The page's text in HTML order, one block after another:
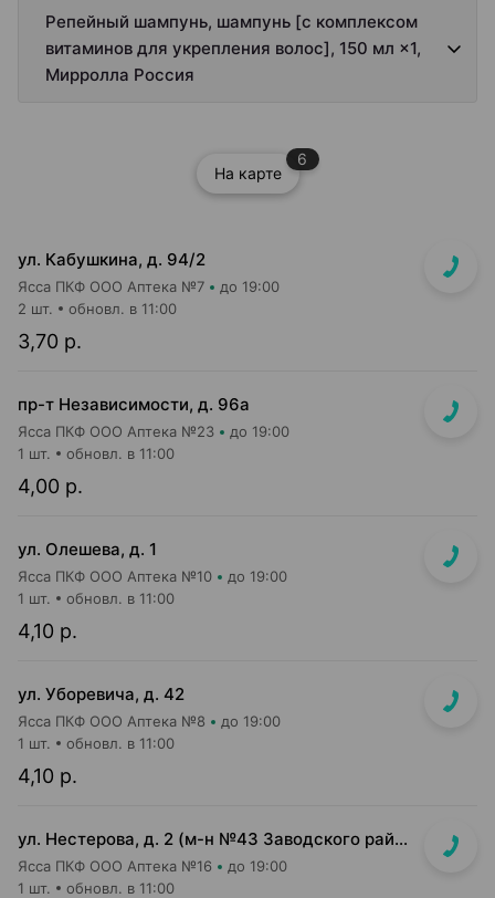
Репейный шампунь, шампунь [с комплексом
витаминов для укрепления волос], 150 мл ×1,
Мирролла Россия
На карте
6
ул. Кабушкина, д. 94/2
Ясса ПКФ ООО Аптека №7 до 19:00
3,70 р.
2 шт. обновл. в 11:00
пр-т Независимости, д. 96а
Ясса ПКФ ООО Аптека №23 до 19:00
4,00 р.
1 шт. обновл. в 11:00
ул. Олешева, д. 1
Ясса ПКФ ООО Аптека №10 до 19:00
4,10 р.
1 шт. обновл. в 11:00
ул. Уборевича, д. 42
Ясса ПКФ ООО Аптека №8 до 19:00
4,10 р.
1 шт. обновл. в 11:00
ул. Нестерова, д. 2 (м-н №43 Заводского райпищеторга)
Ясса ПКФ ООО Аптека №16 до 19:00
1 шт. обновл. в 11:00